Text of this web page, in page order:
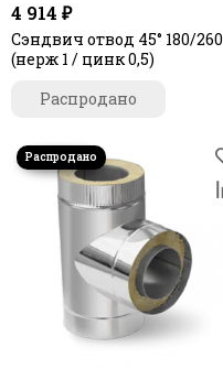
4 914 ₽
Сэндвич отвод 45° 180/260
(нерж 1 / цинк 0,5)
Распродано